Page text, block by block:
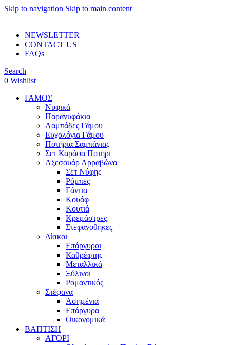
Skip to navigation Skip to main content
NEWSLETTER
CONTACT US
FAQs
Search
0 Wishlist
ΓΑΜΟΣ
Νυφικά
Παρανυφάκια
Λαμπάδες Γάμου
Ευχολόγια Γάμου
Ποτήρια Σαμπάνιας
Σετ Καράφα Ποτήρι
Αξεσουάρ Αρραβώνα
Σετ Νύφης
Ρόμπες
Γάντια
Κουάφ
Κουτιά
Κρεμάστρες
Στεφανοθήκες
Δίσκοι
Επάργυροι
Καθρέφτης
Μεταλλικά
Ξύλινοι
Ρομαντικός
Στέφανα
Ασημένια
Επάργυρα
Οικονομικά
ΒΑΠΤΙΣΗ
ΑΓΟΡΙ